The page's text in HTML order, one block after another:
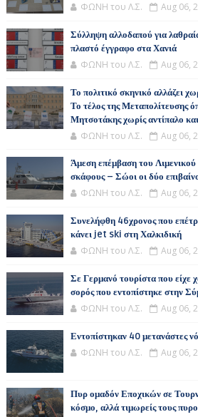
ΦΩΝΗ του Λ.Σ. Aug 06,
Σύλληψη αλλοδαπού για
πλαστό έγγραφο στα Χανιά
ΦΩΝΗ του Λ.Σ. Aug 06,
Το πολιτικό σκηνικό αλλάζει
Το τέλος της Μεταπολίτευσης
Μητσοτάκης χωρίς αντίπαλο
ΦΩΝΗ του Λ.Σ. Aug 06,
Άμεση επέμβαση του
σκάφους – Σώοι οι δύο
ΦΩΝΗ του Λ.Σ. Aug 06,
Συνελήφθη 46χρονος που
κάνει jet ski στη Χαλκιδική
ΦΩΝΗ του Λ.Σ. Aug 06,
Σε Γερμανό τουρίστα που είχε
σορός που εντοπίστηκε στην
ΦΩΝΗ του Λ.Σ. Aug 06,
Εντοπίστηκαν 40 μετανάστες
ΦΩΝΗ του Λ.Σ. Aug 06,
Πυρ ομαδόν Εποχικών σε
κόσμο, αλλά τιμωρείς τους